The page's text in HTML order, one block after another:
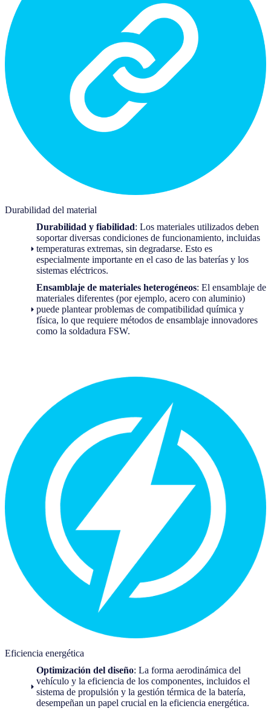
Durabilidad del material
Durabilidad y fiabilidad: Los materiales utilizados deben
soportar diversas condiciones de funcionamiento, incluidas
temperaturas extremas, sin degradarse. Esto es
especialmente importante en el caso de las baterías y los
sistemas eléctricos.
Ensamblaje de materiales heterogéneos: El ensamblaje de
materiales diferentes (por ejemplo, acero con aluminio)
puede plantear problemas de compatibilidad química y
física, lo que requiere métodos de ensamblaje innovadores
como la soldadura FSW.
Eficiencia energética
Optimización del diseño: La forma aerodinámica del
vehículo y la eficiencia de los componentes, incluidos el
sistema de propulsión y la gestión térmica de la batería,
desempeñan un papel crucial en la eficiencia energética.